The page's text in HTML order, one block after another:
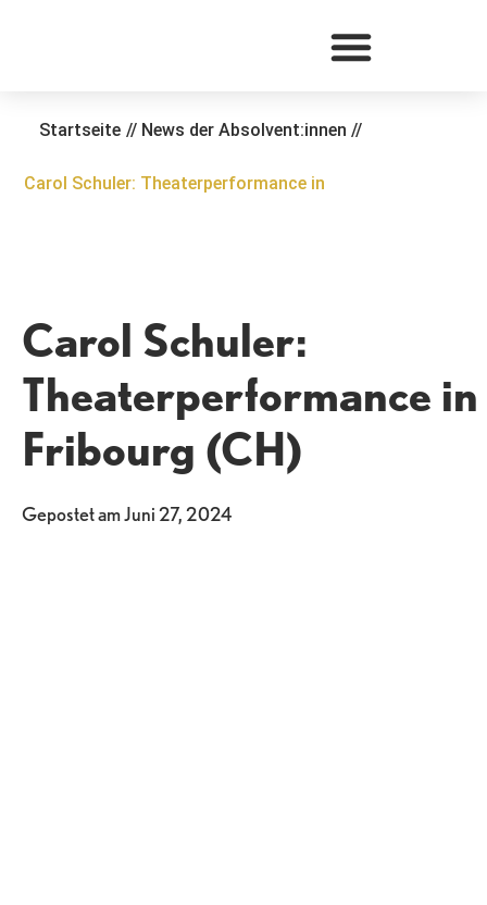
Startseite // News der Absolvent:innen //
Carol Schuler: Theaterperformance in
Carol Schuler:
Theaterperformance in
Fribourg (CH)
Gepostet amJuni 27, 2024